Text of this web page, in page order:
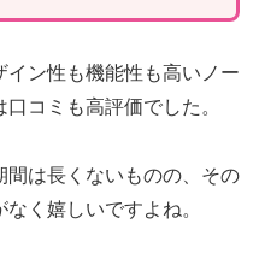
ン性も機能性も高いノー
コミも高評価でした。
は長くないものの、その
く嬉しいですよね。